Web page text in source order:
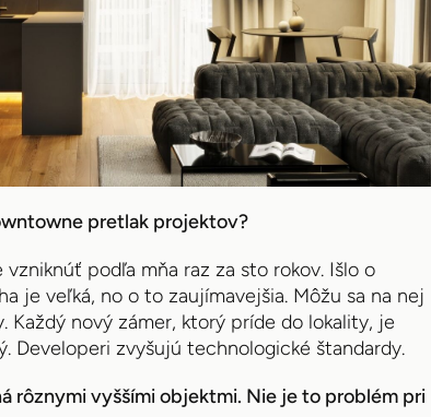
pretlak projektov?
podľa mňa raz za sto rokov. Išlo o
je veľká, no o to zaujímavejšia. Môžu sa na nej
Každý nový zámer, ktorý príde do lokality, je
Developeri zvyšujú technologické štandardy.
rôznymi vyššími objektmi. Nie je to problém pri